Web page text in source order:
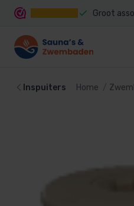
Groot
Inspuiters Home